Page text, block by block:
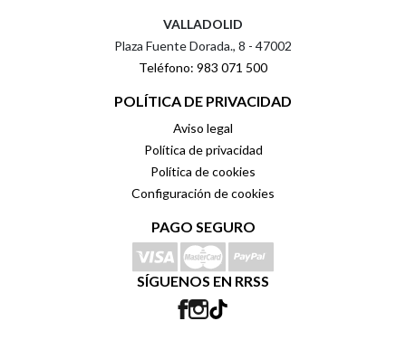
VALLADOLID
Plaza Fuente Dorada., 8 - 47002
Teléfono: 983 071 500
POLÍTICA DE PRIVACIDAD
Aviso legal
Política de privacidad
Política de cookies
Configuración de cookies
PAGO SEGURO
SÍGUENOS EN RRSS